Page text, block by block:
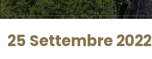
25 Settembre 2022